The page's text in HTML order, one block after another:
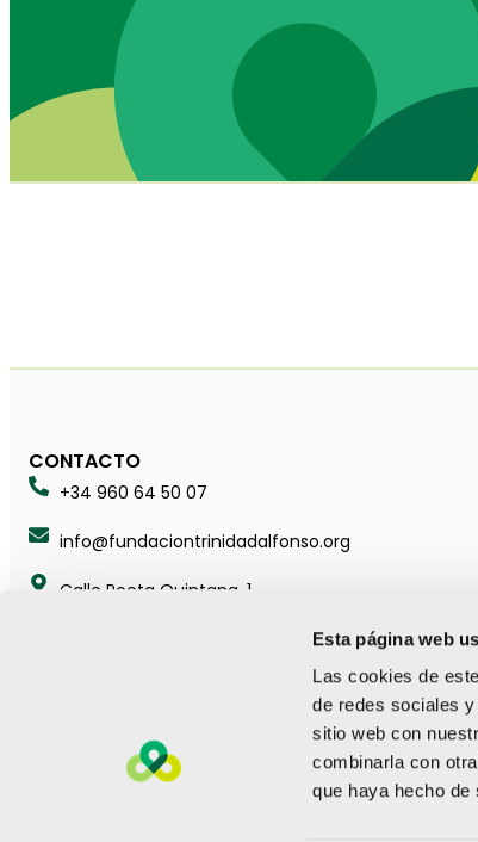
Esta página web
Las cookies de
de redes sociales
sitio web con
combinarla con
que haya hecho
CONTACTO
+34 960 64 50 07
info@fundaciontrinidadalfonso.org
Calle Poeta Quintana, 1